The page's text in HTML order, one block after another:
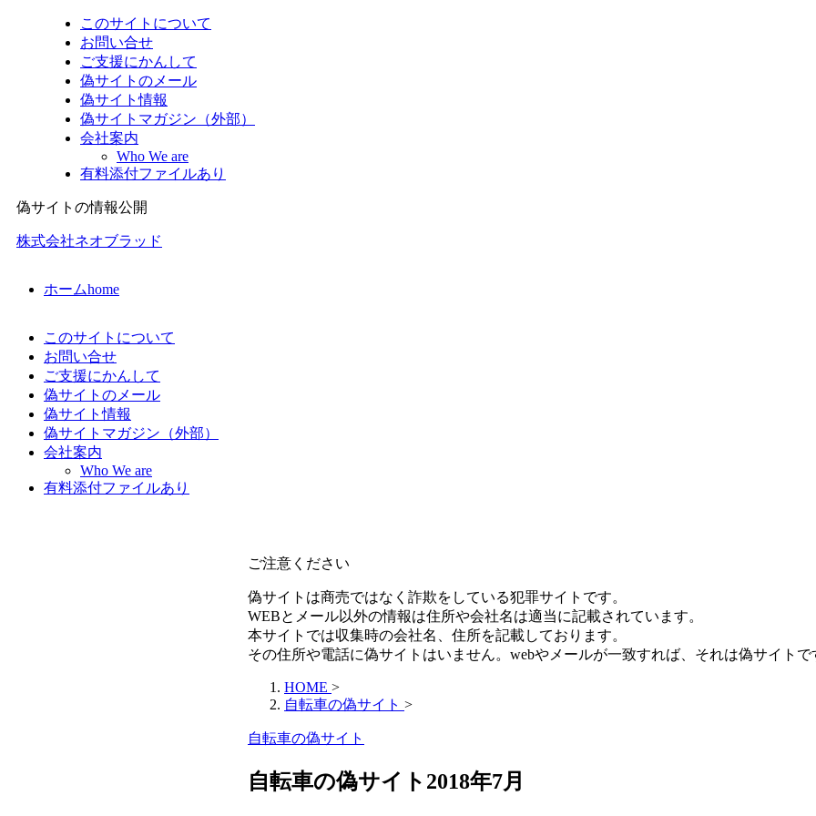
このサイトについて
お問い合せ
ご支援にかんして
偽サイトのメール
偽サイト情報
偽サイトマガジン（外部）
会社案内
Who We are
有料添付ファイルあり
偽サイトの情報公開
株式会社ネオブラッド
ホームhome
このサイトについて
お問い合せ
ご支援にかんして
偽サイトのメール
偽サイト情報
偽サイトマガジン（外部）
会社案内
Who We are
有料添付ファイルあり
ご注意ください
偽サイトは商売ではなく詐欺をしている犯罪サイトです。
WEBとメール以外の情報は住所や会社名は適当に記載されています。
本サイトでは収集時の会社名、住所を記載しております。
その住所や電話に偽サイトはいません。webやメールが一致すれば、それは偽サイトで
HOME >
自転車の偽サイト >
自転車の偽サイト
自転車の偽サイト2018年7月